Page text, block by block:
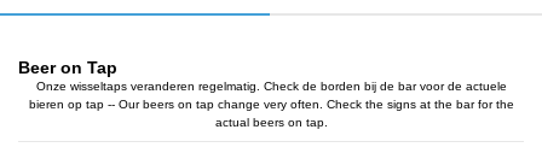
Beer on Tap
Onze wisseltaps veranderen regelmatig. Check de borden bij de bar voor de actuele
bieren op tap -- Our beers on tap change very often. Check the signs at the bar for the
actual beers on tap.